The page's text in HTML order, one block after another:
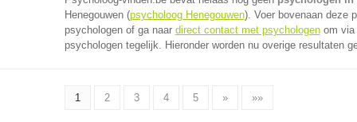
Henegouwen (psycholoog Henegouwen). Voer bovenaan deze
psychologen of ga naar direct contact met psychologenom via
psychologen tegelijk. Hieronder worden nu overige resultaten
1 2 3 4 5 » »»